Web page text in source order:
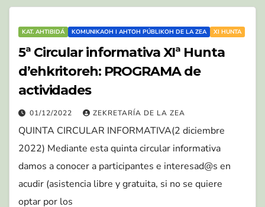
KAT. AHTIBIDÁ KOMUNIKAOH I AHTOH PÚBLIKOH DE LA ZEA XI HUNTA
5ª Circular informativa XIª Hunta
d’ehkritoreh: PROGRAMA de
actividades
01/12/2022 ZEKRETARÍA DE LA ZEA
QUINTA CIRCULAR INFORMATIVA(2 diciembre
2022) Mediante esta quinta circular informativa
damos a conocer a participantes e interesad@s en
acudir (asistencia libre y gratuita, si no se quiere
optar por los